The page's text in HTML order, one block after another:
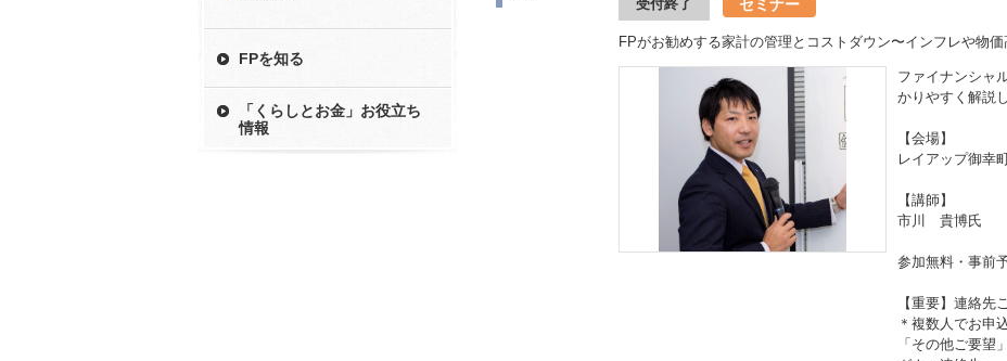
FPを知る
「くらしとお金」お役立ち
情報
受付終了 セミナー
FPがお勧めする家計の管理とコストダウン〜インフレや物
ファイナンシャ
かりやすく解説
【会場】
レイアップ御
【講師】
市川 貴博氏
参加無料・事前
【重要】連絡先
＊複数人でお申
「その他ご要望